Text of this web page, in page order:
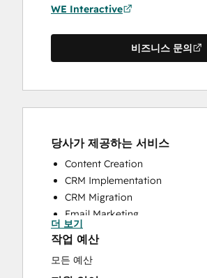
WE Interactive
비즈니스 문의
당사가 제공하는 서비스
Content Creation
CRM Implementation
CRM Migration
Email Marketing
Paid Advertising
Search Engine Optimization
Social Media
더 보기
작업 예산
모든 예산